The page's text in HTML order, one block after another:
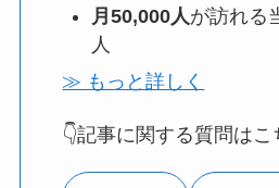
月50,000人が訪れる
人
≫ もっと詳しく
👇記事に関する質問は